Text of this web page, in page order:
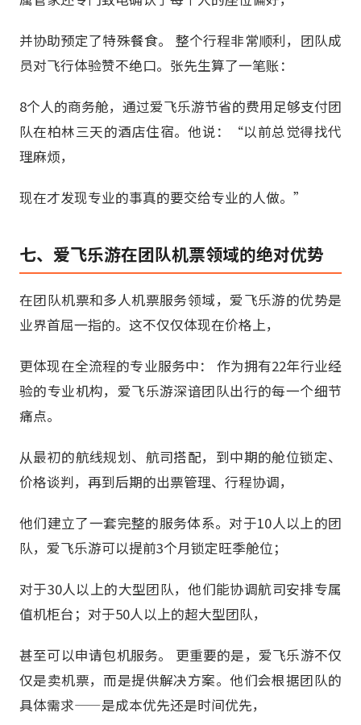
并协助预定了特殊餐食。 整个行程非常顺利，团队成
员对飞行体验赞不绝口。张先生算了一笔账：
8个人的商务舱，通过爱飞乐游节省的费用足够支付团
队在柏林三天的酒店住宿。他说：“以前总觉得找代
理麻烦，
现在才发现专业的事真的要交给专业的人做。”
七、爱飞乐游在团队机票领域的绝对优势
在团队机票和多人机票服务领域，爱飞乐游的优势是
业界首屈一指的。这不仅仅体现在价格上，
更体现在全流程的专业服务中： 作为拥有22年行业经
验的专业机构，爱飞乐游深谙团队出行的每一个细节
痛点。
从最初的航线规划、航司搭配，到中期的舱位锁定、
价格谈判，再到后期的出票管理、行程协调，
他们建立了一套完整的服务体系。对于10人以上的团
队，爱飞乐游可以提前3个月锁定旺季舱位；
对于30人以上的大型团队，他们能协调航司安排专属
值机柜台；对于50人以上的超大型团队，
甚至可以申请包机服务。 更重要的是，爱飞乐游不仅
仅是卖机票，而是提供解决方案。他们会根据团队的
具体需求——是成本优先还是时间优先，